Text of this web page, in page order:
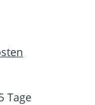
Tage